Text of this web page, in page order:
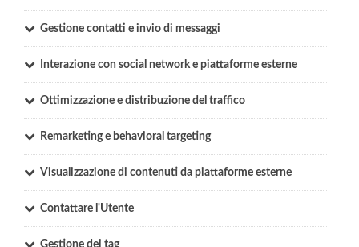
Gestione contatti e invio di messaggi
Interazione con social network e piattaforme esterne
Ottimizzazione e distribuzione del traffico
Remarketing e behavioral targeting
Visualizzazione di contenuti da piattaforme esterne
Contattare l'Utente
Gestione dei tag